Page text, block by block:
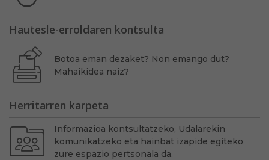
Hautesle-erroldaren kontsulta
Botoa eman dezaket? Non emango dut?
Mahaikidea naiz?
Herritarren karpeta
Informazioa kontsultatzeko, Udalarekin
komunikatzeko eta hainbat izapide egiteko
zure espazio pertsonala da.